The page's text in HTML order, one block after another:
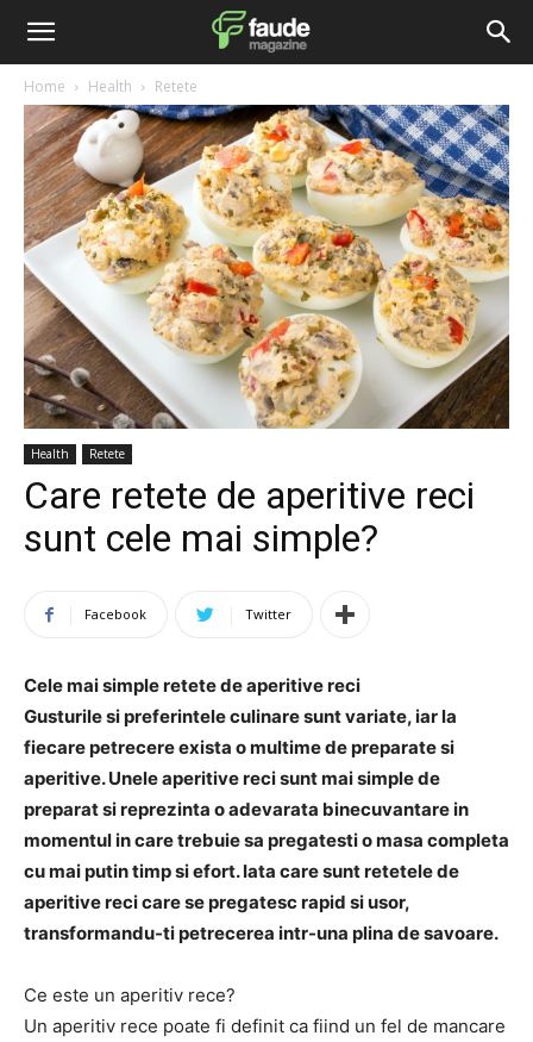
Home Health Retete
Health Retete
Care retete de aperitive reci
sunt cele mai simple?
Facebook Twitter
Cele mai simple retete de aperitive reci
Gusturile si preferintele culinare sunt variate, iar la
fiecare petrecere exista o multime de preparate si
aperitive. Unele aperitive reci sunt mai simple de
preparat si reprezinta o adevarata binecuvantare in
momentul in care trebuie sa pregatesti o masa completa
cu mai putin timp si efort. Iata care sunt retetele de
aperitive reci care se pregatesc rapid si usor,
transformandu-ti petrecerea intr-una plina de savoare.
Ce este un aperitiv rece?
Un aperitiv rece poate fi definit ca fiind un fel de mancare